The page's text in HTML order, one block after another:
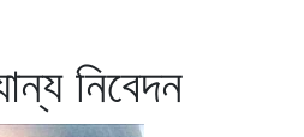
নিবেদন